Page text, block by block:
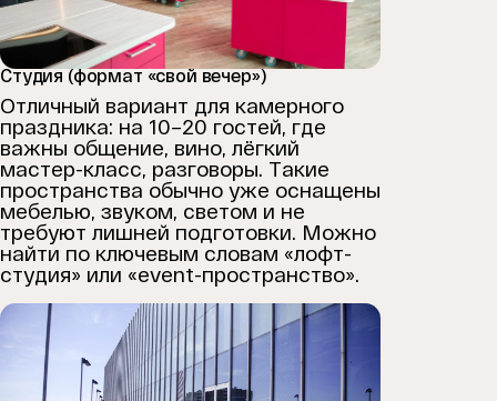
Cтудия (формат «свой вечер»)
Отличный вариант для камерного
праздника: на 10–20 гостей, где
важны общение, вино, лёгкий
мастер-класс, разговоры. Такие
пространства обычно уже оснащены
мебелью, звуком, светом и не
требуют лишней подготовки. Можно
найти по ключевым словам «лофт-
студия» или «event-пространство».